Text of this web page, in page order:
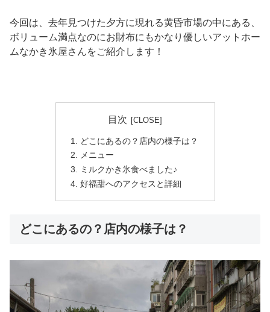
今回は、去年見つけた夕方に現れる黄昏市場の中にある、
ボリューム満点なのにお財布にもかなり優しいアットホー
ムなかき氷屋さんをご紹介します！
目次
どこにあるの？店内の様子は？
メニュー
ミルクかき氷食べました♪
好福甜へのアクセスと詳細
どこにあるの？店内の様子は？